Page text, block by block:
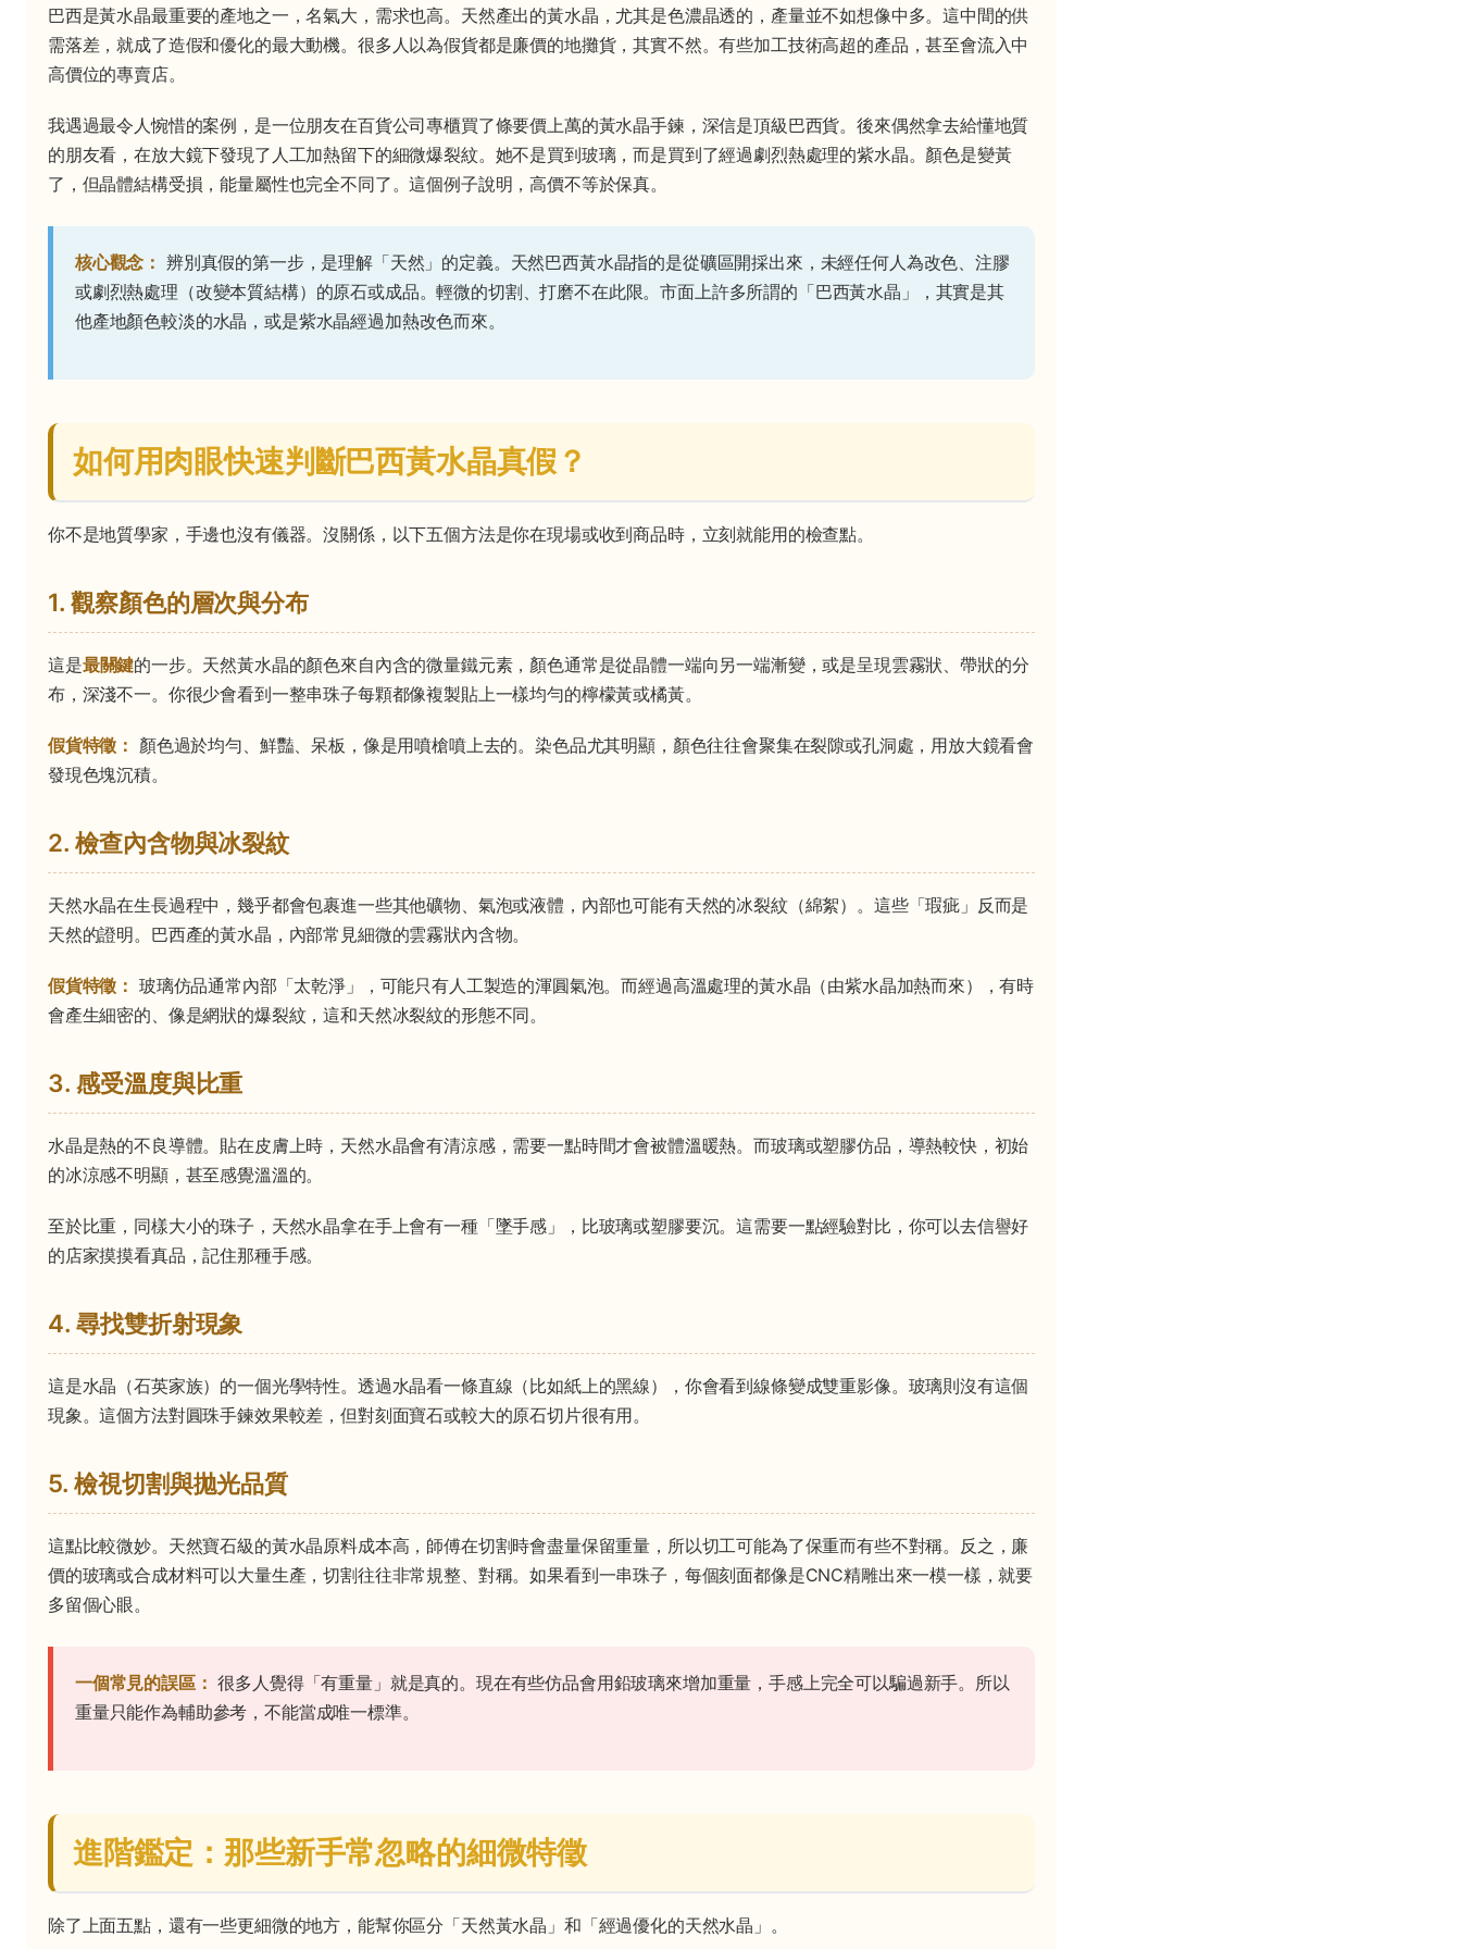
巴西是黃水晶最重要的產地之一，名氣大，需求也高。天然產出的黃水晶，尤其是色濃晶透的，產量並不如想像中多。這中間的供
需落差，就成了造假和優化的最大動機。很多人以為假貨都是廉價的地攤貨，其實不然。有些加工技術高超的產品，甚至會流入中
高價位的專賣店。
我遇過最令人惋惜的案例，是一位朋友在百貨公司專櫃買了條要價上萬的黃水晶手鍊，深信是頂級巴西貨。後來偶然拿去給懂地質
的朋友看，在放大鏡下發現了人工加熱留下的細微爆裂紋。她不是買到玻璃，而是買到了經過劇烈熱處理的紫水晶。顏色是變黃
了，但晶體結構受損，能量屬性也完全不同了。這個例子說明，高價不等於保真。
核心觀念： 辨別真假的第一步，是理解「天然」的定義。天然巴西黃水晶指的是從礦區開採出來，未經任何人為改色、注膠
或劇烈熱處理（改變本質結構）的原石或成品。輕微的切割、打磨不在此限。市面上許多所謂的「巴西黃水晶」，其實是其
他產地顏色較淡的水晶，或是紫水晶經過加熱改色而來。
如何用肉眼快速判斷巴西黃水晶真假？
你不是地質學家，手邊也沒有儀器。沒關係，以下五個方法是你在現場或收到商品時，立刻就能用的檢查點。
1. 觀察顏色的層次與分布
這是最關鍵的一步。天然黃水晶的顏色來自內含的微量鐵元素，顏色通常是從晶體一端向另一端漸變，或是呈現雲霧狀、帶狀的分
布，深淺不一。你很少會看到一整串珠子每顆都像複製貼上一樣均勻的檸檬黃或橘黃。
假貨特徵： 顏色過於均勻、鮮豔、呆板，像是用噴槍噴上去的。染色品尤其明顯，顏色往往會聚集在裂隙或孔洞處，用放大鏡看會
發現色塊沉積。
2. 檢查內含物與冰裂紋
天然水晶在生長過程中，幾乎都會包裹進一些其他礦物、氣泡或液體，內部也可能有天然的冰裂紋（綿絮）。這些「瑕疵」反而是
天然的證明。巴西產的黃水晶，內部常見細微的雲霧狀內含物。
假貨特徵： 玻璃仿品通常內部「太乾淨」，可能只有人工製造的渾圓氣泡。而經過高溫處理的黃水晶（由紫水晶加熱而來），有時
會產生細密的、像是網狀的爆裂紋，這和天然冰裂紋的形態不同。
3. 感受溫度與比重
水晶是熱的不良導體。貼在皮膚上時，天然水晶會有清涼感，需要一點時間才會被體溫暖熱。而玻璃或塑膠仿品，導熱較快，初始
的冰涼感不明顯，甚至感覺溫溫的。
至於比重，同樣大小的珠子，天然水晶拿在手上會有一種「墜手感」，比玻璃或塑膠要沉。這需要一點經驗對比，你可以去信譽好
的店家摸摸看真品，記住那種手感。
4. 尋找雙折射現象
這是水晶（石英家族）的一個光學特性。透過水晶看一條直線（比如紙上的黑線），你會看到線條變成雙重影像。玻璃則沒有這個
現象。這個方法對圓珠手鍊效果較差，但對刻面寶石或較大的原石切片很有用。
5. 檢視切割與拋光品質
這點比較微妙。天然寶石級的黃水晶原料成本高，師傅在切割時會盡量保留重量，所以切工可能為了保重而有些不對稱。反之，廉
價的玻璃或合成材料可以大量生產，切割往往非常規整、對稱。如果看到一串珠子，每個刻面都像是CNC精雕出來一模一樣，就要
多留個心眼。
一個常見的誤區： 很多人覺得「有重量」就是真的。現在有些仿品會用鉛玻璃來增加重量，手感上完全可以騙過新手。所以
重量只能作為輔助參考，不能當成唯一標準。
進階鑑定：那些新手常忽略的細微特徵
除了上面五點，還有一些更細微的地方，能幫你區分「天然黃水晶」和「經過優化的天然水晶」。